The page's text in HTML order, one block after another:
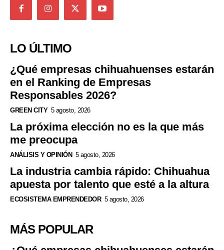
LO ÚLTIMO
¿Qué empresas chihuahuenses estarán
en el Ranking de Empresas
Responsables 2026?
GREEN CITY 5 agosto, 2026
La próxima elección no es la que más
me preocupa
ANÁLISIS Y OPINIÓN 5 agosto, 2026
La industria cambia rápido: Chihuahua
apuesta por talento que esté a la altura
ECOSISTEMA EMPRENDEDOR 5 agosto, 2026
MÁS POPULAR